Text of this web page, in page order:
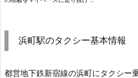
浜町駅のタクシー基本情報
都営地下鉄新宿線の浜町にタクシー